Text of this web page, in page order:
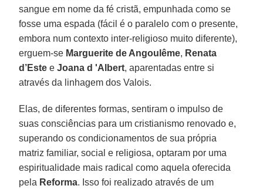
sangue em nome da fé cristã, empunhada como se
fosse uma espada (fácil é o paralelo com o presente,
embora num contexto inter-religioso muito diferente),
erguem-se Marguerite de Angoulême, Renata
d’Este eJoana d 'Albert, aparentadas entre si
através da linhagem dos Valois.
Elas, de diferentes formas, sentiram o impulso de
suas consciências para um cristianismo renovado e,
superando os condicionamentos de sua própria
matriz familiar, social e religiosa, optaram por uma
espiritualidade mais radical como aquela oferecida
pela Reforma. Isso foi realizado através de um